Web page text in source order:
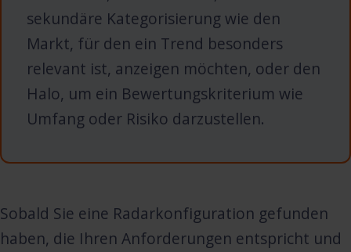
sekundäre Kategorisierung wie den
Markt, für den ein Trend besonders
relevant ist, anzeigen möchten, oder den
Halo, um ein Bewertungskriterium wie
Umfang oder Risiko darzustellen.
Sobald Sie eine Radarkonfiguration gefunden
haben, die Ihren Anforderungen entspricht und